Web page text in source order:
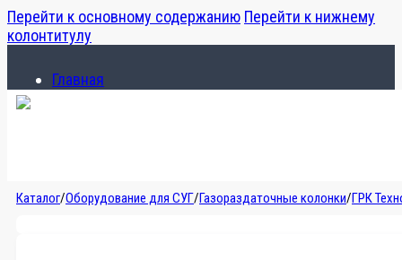
Перейти к основному содержанию Перейти к нижнему
колонтитулу
Главная
Каталог
Каталог/Оборудование для СУГ/Газораздаточные колонки/ГРК